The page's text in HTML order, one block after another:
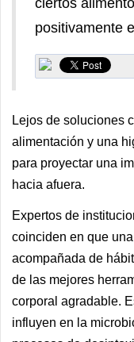
ciertos
positivamente
Lejos de soluciones
alimentación y una
para proyectar una
hacia afuera.
Expertos de
coinciden en que
acompañada de
de las mejores
corporal agradable.
influyen en la